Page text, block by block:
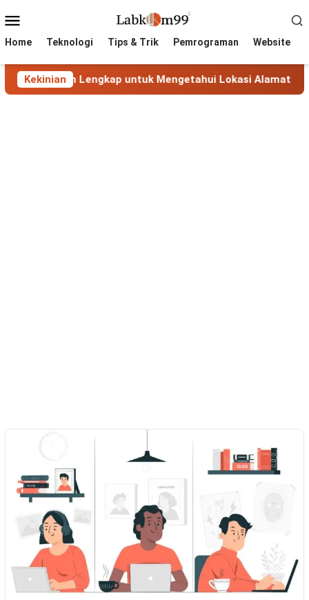
to
Menu
Home Teknologi Tips & Trik Pemrograman Website
Kekinian
Lengkap untuk Mengetahui Lokasi Alamat IP